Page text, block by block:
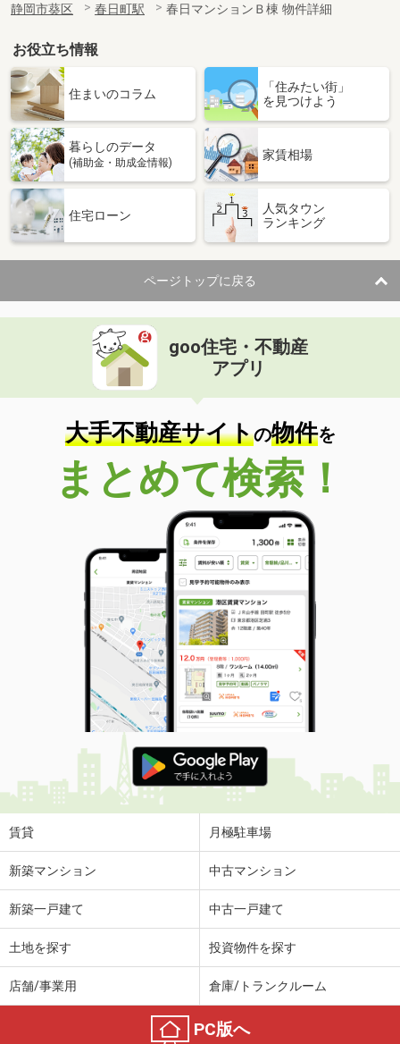
静岡市葵区
春日町駅 春日マンションＢ棟 物件詳細
お役立ち情報
住まいのコラム
「住みたい街」
を見つけよう
暮らしのデータ
(補助金・助成金情報)
家賃相場
住宅ローン
人気タウン
ランキング
ページトップに戻る
goo住宅・不動産
アプリ
大手不動産サイトの物件を
まとめて検索！
賃貸 月極駐車場
新築マンション 中古マンション
新築一戸建て 中古一戸建て
土地を探す 投資物件を探す
店舗/事業用 倉庫/トランクルーム
PC版へ